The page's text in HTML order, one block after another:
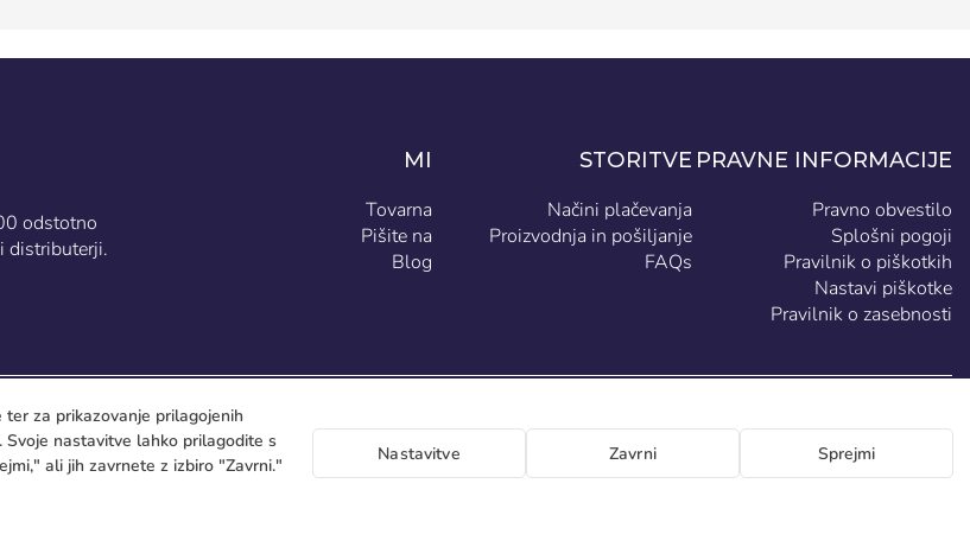
odstotno
distributerji.
MI
Tovarna
Pišite na
Blog
STORITVE
Načini plačevanja
Proizvodnja in pošiljanje
FAQs
PRAVNE INFORMACIJE
Pravno obvestilo
Splošni pogoji
Pravilnik o piškotkih
Nastavi piškotke
Pravilnik o zasebnosti
SL
za prikazovanje prilagojenih
nastavitve lahko prilagodite s
ali jih zavrnete z izbiro "Zavrni."
Nastavitve Zavrni Sprejmi